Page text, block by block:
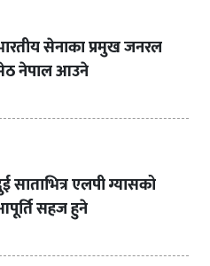
सेनाका प्रमुख जनरल
नेपाल आउने
साताभित्र एलपी ग्यासको
सहज हुने